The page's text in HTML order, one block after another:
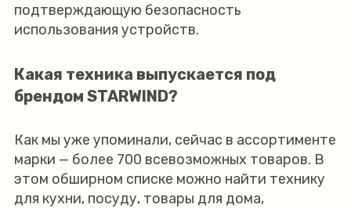
подтверждающую безопасность
использования устройств.
Какая техника выпускается под
брендом STARWIND?
Как мы уже упоминали, сейчас в ассортименте
марки — более 700 всевозможных товаров. В
этом обширном списке можно найти технику
для кухни, посуду, товары для дома,